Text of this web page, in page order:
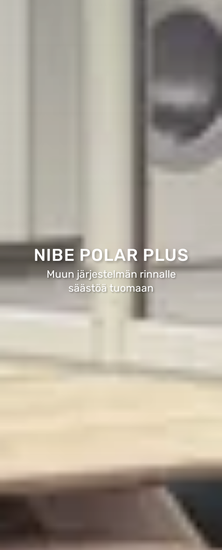
NIBE POLAR PLUS
Muun järjestelmän rinnalle
säästöä tuomaan